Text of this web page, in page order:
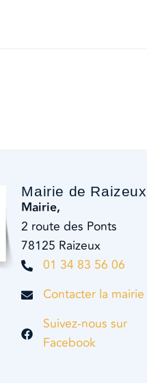
Mairie de Raizeux
Mairie,
2 route des Ponts
78125 Raizeux
01 34 83 56 06
Contacter la mairie
Suivez-nous sur
Facebook